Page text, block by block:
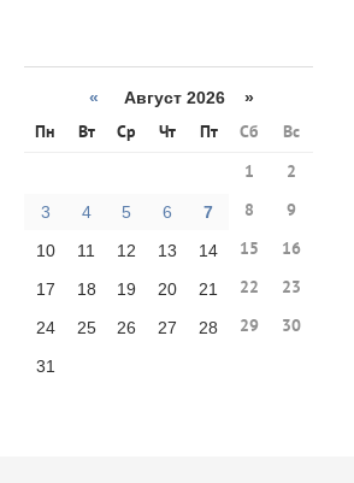
« Август 2026 »
Пн Вт Ср Чт Пт Сб
Вс
1
2
3 4 5 6 7 8 9
10 11 12 13 14 15 16
17 18 19 20 21 22 23
24 25 26 27 28 29 30
31